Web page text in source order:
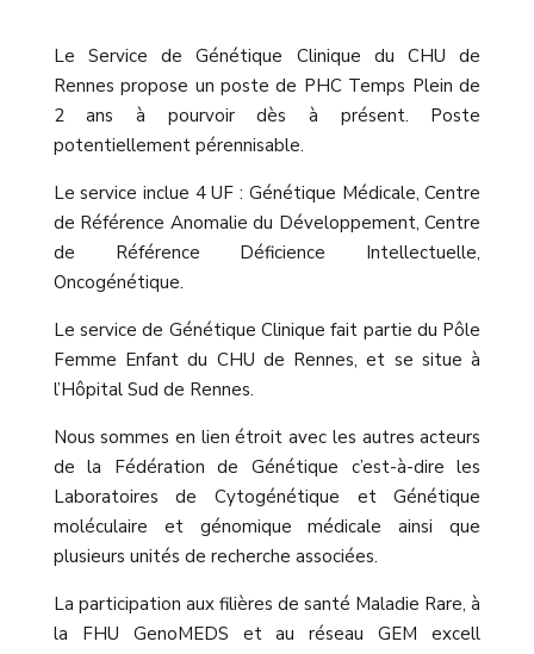
Le Service de Génétique Clinique du CHU de
Rennes propose un poste de PHC Temps Plein de
2 ans à pourvoir dès à présent. Poste
potentiellement pérennisable.
Le service inclue 4 UF : Génétique Médicale, Centre
de Référence Anomalie du Développement, Centre
de Référence Déficience Intellectuelle,
Oncogénétique.
Le service de Génétique Clinique fait partie du Pôle
Femme Enfant du CHU de Rennes, et se situe à
l’Hôpital Sud de Rennes.
Nous sommes en lien étroit avec les autres acteurs
de la Fédération de Génétique c’est-à-dire les
Laboratoires de Cytogénétique et Génétique
moléculaire et génomique médicale ainsi que
plusieurs unités de recherche associées.
La participation aux filières de santé Maladie Rare, à
la FHU GenoMEDS et au réseau GEM excell